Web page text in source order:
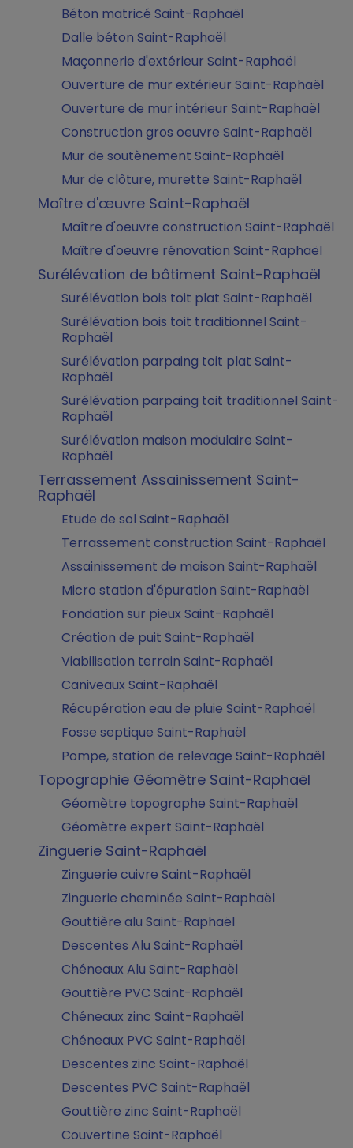
Béton matricé Saint-Raphaël
Dalle béton Saint-Raphaël
Maçonnerie d'extérieur Saint-Raphaël
Ouverture de mur extérieur Saint-Raphaël
Ouverture de mur intérieur Saint-Raphaël
Construction gros oeuvre Saint-Raphaël
Mur de soutènement Saint-Raphaël
Mur de clôture, murette Saint-Raphaël
Maître d'œuvre Saint-Raphaël
Maître d'oeuvre construction Saint-Raphaël
Maître d'oeuvre rénovation Saint-Raphaël
Surélévation de bâtiment Saint-Raphaël
Surélévation bois toit plat Saint-Raphaël
Surélévation bois toit traditionnel Saint-
Raphaël
Surélévation parpaing toit plat Saint-
Raphaël
Surélévation parpaing toit traditionnel Saint-
Raphaël
Surélévation maison modulaire Saint-
Raphaël
Terrassement Assainissement Saint-
Raphaël
Etude de sol Saint-Raphaël
Terrassement construction Saint-Raphaël
Assainissement de maison Saint-Raphaël
Micro station d'épuration Saint-Raphaël
Fondation sur pieux Saint-Raphaël
Création de puit Saint-Raphaël
Viabilisation terrain Saint-Raphaël
Caniveaux Saint-Raphaël
Récupération eau de pluie Saint-Raphaël
Fosse septique Saint-Raphaël
Pompe, station de relevage Saint-Raphaël
Topographie Géomètre Saint-Raphaël
Géomètre topographe Saint-Raphaël
Géomètre expert Saint-Raphaël
Zinguerie Saint-Raphaël
Zinguerie cuivre Saint-Raphaël
Zinguerie cheminée Saint-Raphaël
Gouttière alu Saint-Raphaël
Descentes Alu Saint-Raphaël
Chéneaux Alu Saint-Raphaël
Gouttière PVC Saint-Raphaël
Chéneaux zinc Saint-Raphaël
Chéneaux PVC Saint-Raphaël
Descentes zinc Saint-Raphaël
Descentes PVC Saint-Raphaël
Gouttière zinc Saint-Raphaël
Couvertine Saint-Raphaël